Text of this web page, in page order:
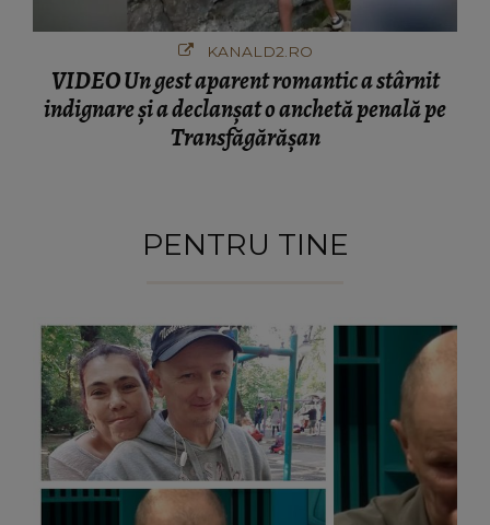
KANALD2.RO
VIDEO Un gest aparent romantic a stârnit
indignare și a declanșat o anchetă penală pe
Transfăgărășan
PENTRU TINE